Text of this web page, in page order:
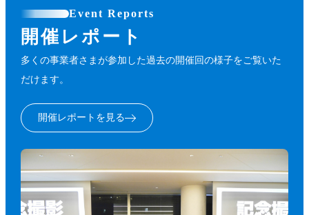
Event Reports
開催レポート
多くの事業者さまが参加した過去の開催回の様子をご覧いた
だけます。
開催レポートを見る